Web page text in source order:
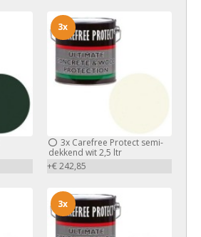
3xCarefree Protect semi-
dekkend wit 2,5 ltr
+€ 242,85
3x
3x